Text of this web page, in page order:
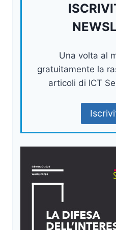
Una volta al
gratuitamente la
articoli di ICT